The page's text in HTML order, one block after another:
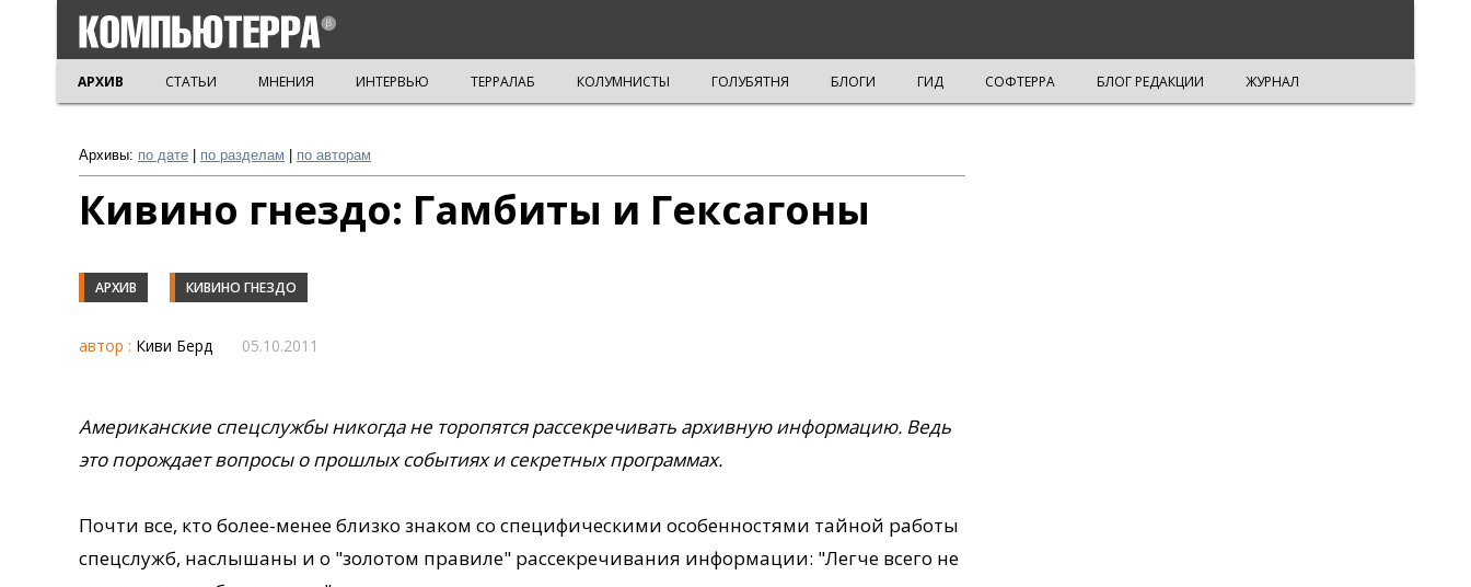
АРХИВ СТАТЬИ МНЕНИЯ ИНТЕРВЬЮ ТЕРРАЛАБ КОЛУМНИСТЫ ГОЛУБЯТНЯ БЛОГИ ГИД СОФТЕРРА БЛОГ РЕДАКЦИИ ЖУРНАЛ
Архивы: по дате по разделам по авторам
Кивино гнездо: Гамбиты и Гексагоны
АРХИВ КИВИНО ГНЕЗДО
автор : Киви Берд 05.10.2011
Американские спецслужбы никогда не торопятся рассекре­чивать архивную информацию. Ведь
это порождает вопросы о прошлых событиях и секретных программах.
Почти все, кто более-менее близко знаком со специфическими особенностями тайной работы
спецслужб, наслышаны и о "золотом правиле" рассекречивания информации: "Легче всего не